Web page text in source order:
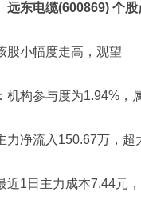
远东电缆(600869) 个股
股小幅度走高，观望
机构参与度为1.94%，
力净流入150.67万，超
近1日主力成本7.44元